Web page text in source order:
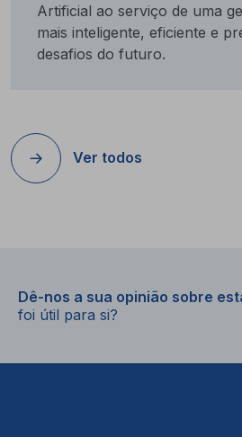
Artificial ao serviço de uma
mais inteligente, eficiente e
desafios do futuro.
Ver todos
Dê-nos a sua opinião sobre
foi útil para si?